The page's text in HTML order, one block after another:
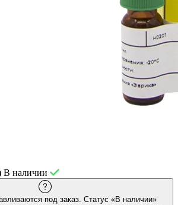
В наличии
под заказ. Статус «В наличии»